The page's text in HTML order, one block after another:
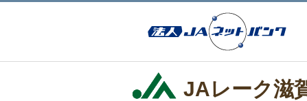
JAレーク滋